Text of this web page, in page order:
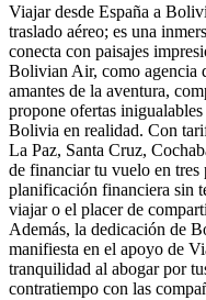
Viajar desde España a
traslado aéreo; es una
conecta con paisajes
Bolivian Air, como agencia
amantes de la aventura,
propone ofertas
Bolivia en realidad. Con
La Paz, Santa Cruz,
de financiar tu vuelo en tres
planificación financiera sin
viajar o el placer de
Además, la dedicación de
manifiesta en el apoyo de
tranquilidad al abogar por
contratiempo con las